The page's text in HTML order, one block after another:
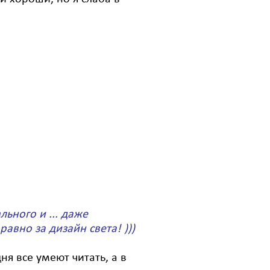
и ... даже
за дизайн света! )))
все умеют читать, а в